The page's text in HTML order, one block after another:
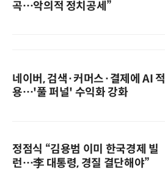
곡…악의적 정치공세”
네이버, 검색·커머스·결제에 AI 적
용…'풀 퍼널' 수익화 강화
정점식 “김용범 이미 한국경제 빌
런…李 대통령, 경질 결단해야”